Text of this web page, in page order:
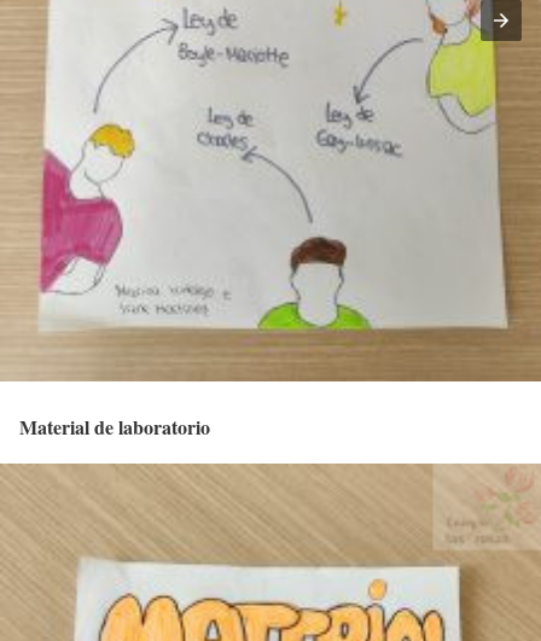
Material de laboratorio